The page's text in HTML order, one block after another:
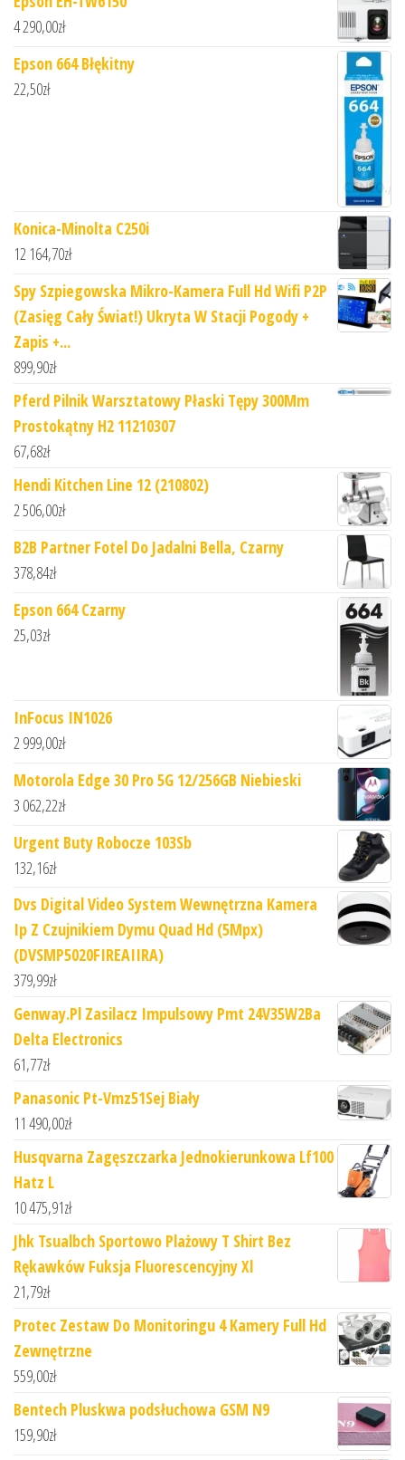
4 290,00zł
Epson 664 Błękitny
22,50zł
Konica-Minolta C250i
12 164,70zł
Spy Szpiegowska Mikro-Kamera Full Hd Wifi P2P
(Zasięg Cały Świat!) Ukryta W Stacji Pogody +
Zapis +...
899,90zł
Pferd Pilnik Warsztatowy Płaski Tępy 300Mm
Prostokątny H2 11210307
67,68zł
Hendi Kitchen Line 12 (210802)
2 506,00zł
B2B Partner Fotel Do Jadalni Bella, Czarny
378,84zł
Epson 664 Czarny
25,03zł
InFocus IN1026
2 999,00zł
Motorola Edge 30 Pro 5G 12/256GB Niebieski
3 062,22zł
Urgent Buty Robocze 103Sb
132,16zł
Dvs Digital Video System Wewnętrzna Kamera
Ip Z Czujnikiem Dymu Quad Hd (5Mpx)
(DVSMP5020FIREAIIRA)
379,99zł
Genway.Pl Zasilacz Impulsowy Pmt 24V35W2Ba
Delta Electronics
61,77zł
Panasonic Pt-Vmz51Sej Biały
11 490,00zł
Husqvarna Zagęszczarka Jednokierunkowa Lf100
Hatz L
10 475,91zł
Jhk Tsualbch Sportowo Plażowy T Shirt Bez
Rękawków Fuksja Fluorescencyjny Xl
21,79zł
Protec Zestaw Do Monitoringu 4 Kamery Full Hd
Zewnętrzne
559,00zł
Bentech Pluskwa podsłuchowa GSM N9
159,90zł